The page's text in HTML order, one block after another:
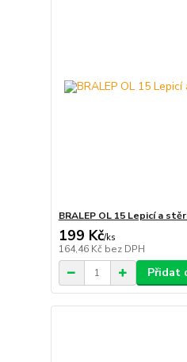
BRALEP OL 15 Lepicí a
199 Kč/ks
164,46 Kč bez DPH
Přidat